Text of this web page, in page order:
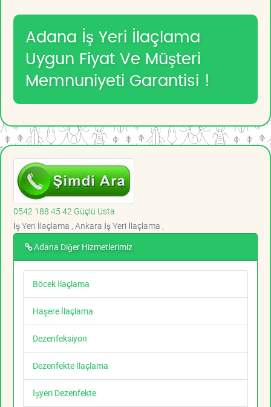
Adana İş Yeri İlaçlama
Uygun Fiyat Ve Müşteri
Memnuniyeti Garantisi !
0542 188 45 42 Güçlü Usta
İş Yeri İlaçlama , Ankara İş Yeri İlaçlama ,
Adana Diğer Hizmetlerimiz
Böcek İlaçlama
Haşere İlaçlama
Dezenfeksiyon
Dezenfekte İlaçlama
İşyeri Dezenfekte